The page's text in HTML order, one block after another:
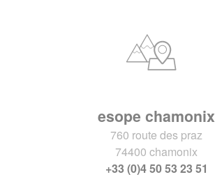
esope chamonix
760 route des praz
74400 chamonix
+33 (0)4 50 53 23 51